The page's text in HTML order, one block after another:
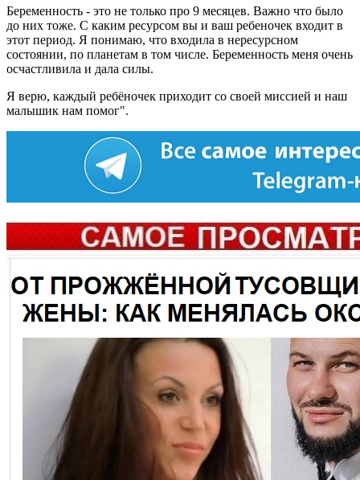
Беременность - это не только про 9 месяцев. Важно что было
до них тоже. С каким ресурсом вы и ваш ребеночек входит в
этот период. Я понимаю, что входила в нересурсном
состоянии, по планетам в том числе. Беременность меня очень
осчастливила и дала силы.
Я верю, каждый ребёночек приходит со своей миссией и наш
малышик нам помог".